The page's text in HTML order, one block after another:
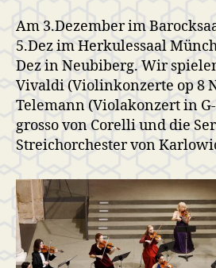
Am 3.Dezember im
5.Dez im Herkulessaal
Dez in Neubiberg. Wir
Vivaldi (Violinkonzerte op 8
Telemann (Violakonzert in
grosso von Corelli und die
Streichorchester von